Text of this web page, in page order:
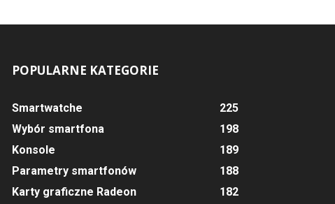
POPULARNE KATEGORIE
Smartwatche
225
Wybór smartfona
198
Konsole
189
Parametry smartfonów
188
Karty graficzne Radeon
182